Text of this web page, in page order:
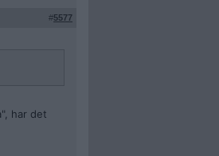
#5577
har det